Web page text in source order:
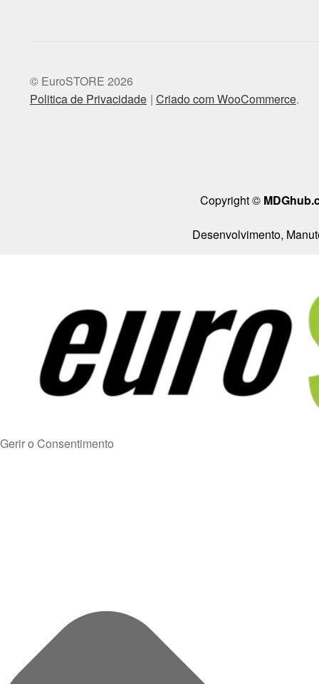
© EuroSTORE 2026
Politica de Privacidade Criado com WooCommerce.
Copyright ©
Desenvolvimento,
Gerir o Consentimento